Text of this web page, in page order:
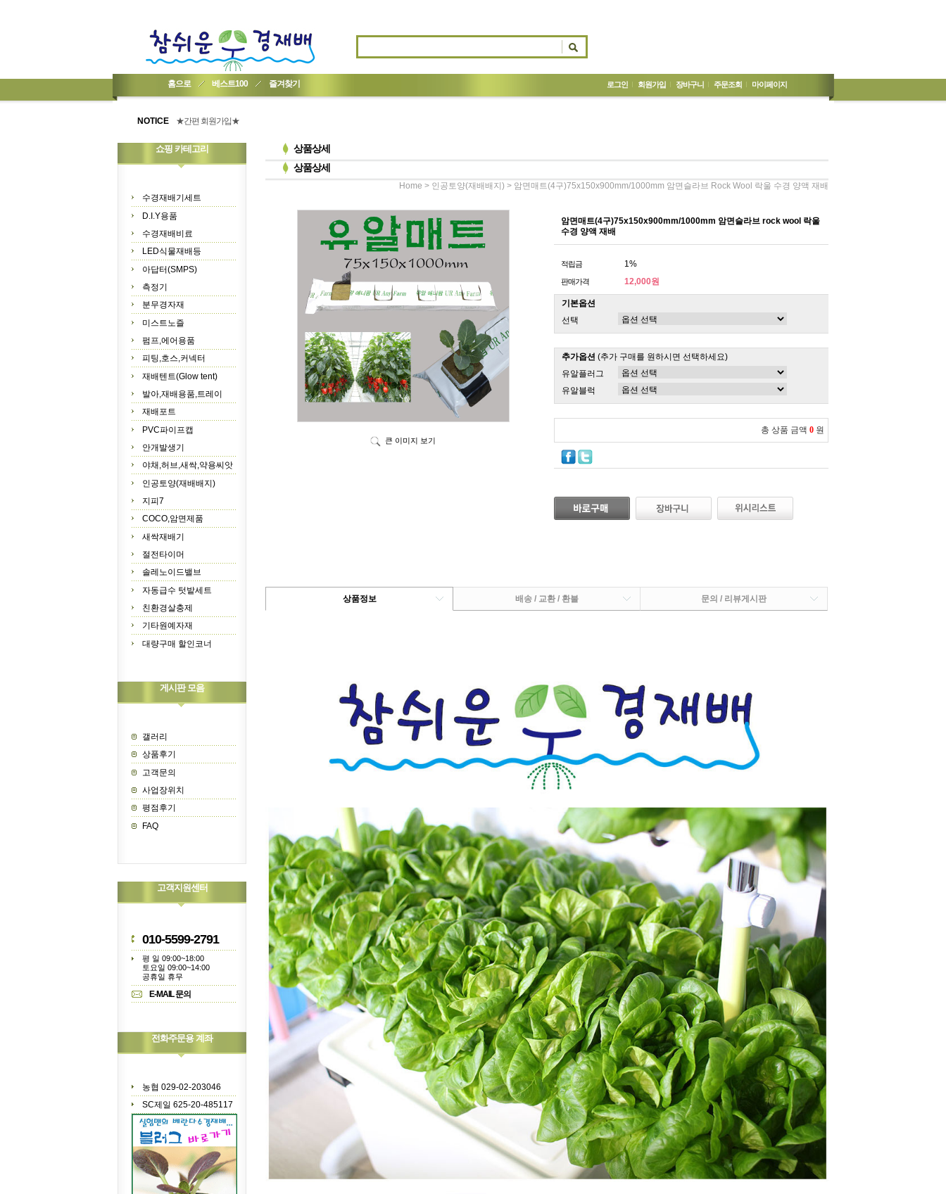
홈으로 베스트100 즐겨찾기 로그인 회원가입 장바구니 주문조회 마이페이지
NOTICE
★기업회원가입 방법..
★간편 회원가입★
쇼핑 카테고리
수경재배기세트
D.I.Y용품
수경재배비료
LED식물재배등
아답터(SMPS)
측정기
분무경자재
미스트노즐
펌프,에어용품
피팅,호스,커넥터
재배텐트(Glow tent)
발아,재배용품,트레이
재배포트
PVC파이프캡
안개발생기
야채,허브,새싹,약용씨앗
인공토양(재배배지)
지피7
COCO,암면제품
새싹재배기
절전타이머
솔레노이드밸브
자동급수 텃밭세트
친환경살충제
기타원예자재
대량구매 할인코너
게시판 모음
갤러리
상품후기
고객문의
사업장위치
평점후기
FAQ
고객지원센터
010-5599-2791
평 일 09:00~18:00
토요일 09:00~14:00
공휴일 휴무
E-MAIL 문의
전화주문용 계좌
농협 029-02-203046
SC제일 625-20-485117
상품상세
상품상세
Home > 인공토양(재배배지) > 암면매트(4구)75x150x900mm/1000mm 암면슬라브 Rock Wool 락울 수경 양액 재배
큰 이미지 보기
암면매트(4구)75x150x900mm/1000mm 암면슬라브 rock wool 락울
수경 양액 재배
적립금 1%
판매가격 12,000원
기본옵션
선택
추가옵션 (추가 구매를 원하시면 선택하세요)
유알플러그
유알블럭
총 상품 금액 0 원
상품정보 배송 / 교환 / 환불 문의 / 리뷰게시판